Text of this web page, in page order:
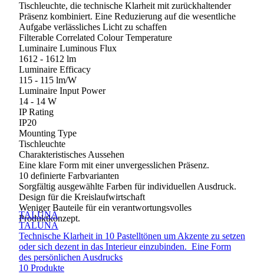
Tischleuchte, die technische Klarheit mit zurückhaltender
Präsenz kombiniert. Eine Reduzierung auf die wesentliche
Aufgabe verlässliches Licht zu schaffen
Filterable Correlated Colour Temperature
Luminaire Luminous Flux
1612 - 1612 lm
Luminaire Efficacy
115 - 115 lm/W
Luminaire Input Power
14 - 14 W
IP Rating
IP20
Mounting Type
Tischleuchte
Charakteristisches Aussehen
Eine klare Form mit einer unvergesslichen Präsenz.
10 definierte Farbvarianten
Sorgfältig ausgewählte Farben für individuellen Ausdruck.
Design für die Kreislaufwirtschaft
Weniger Bauteile für ein verantwortungsvolles
Produktkonzept.
TALUNA
TALUNA
Technische Klarheit in 10 Pastelltönen um Akzente zu setzen
oder sich dezent in das Interieur einzubinden. Eine Form
des persönlichen Ausdrucks
10 Produkte